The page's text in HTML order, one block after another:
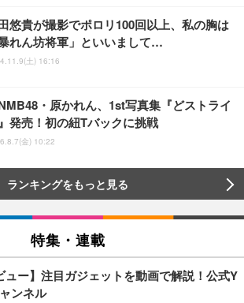
悠貴が撮影でポロリ100回以上、私の胸は
暴れん坊将軍」といいまして…
土) 16:16
・原かれん、1st写真集『どストライ
発売！初の紐Tバックに挑戦
金) 10:22
ランキングをもっと見る
特集・連載
ュー】注目ガジェットを動画で解説！公式Y
ンネル